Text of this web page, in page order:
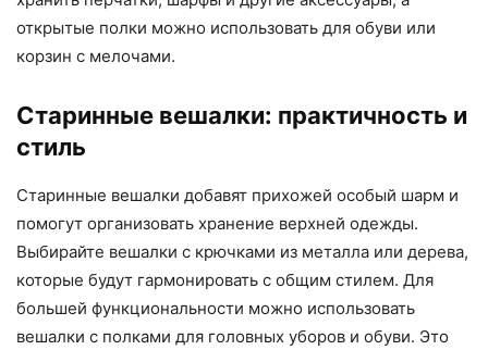
открытые полки можно использовать для обуви или
корзин с мелочами.
Старинные вешалки: практичность и
стиль
Старинные вешалки добавят прихожей особый шарм и
помогут организовать хранение верхней одежды.
Выбирайте вешалки с крючками из металла или дерева,
которые будут гармонировать с общим стилем. Для
большей функциональности можно использовать
вешалки с полками для головных уборов и обуви. Это